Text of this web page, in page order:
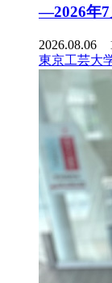
―2026年7
2026.08.06
東京工芸大